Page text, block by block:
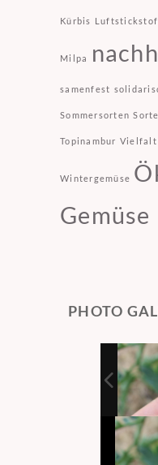
Kürbis
Milpa
samenfest
Sommersorten
Topinambur Vielfalt
Wintergemüse
Gemüse
PHOTO